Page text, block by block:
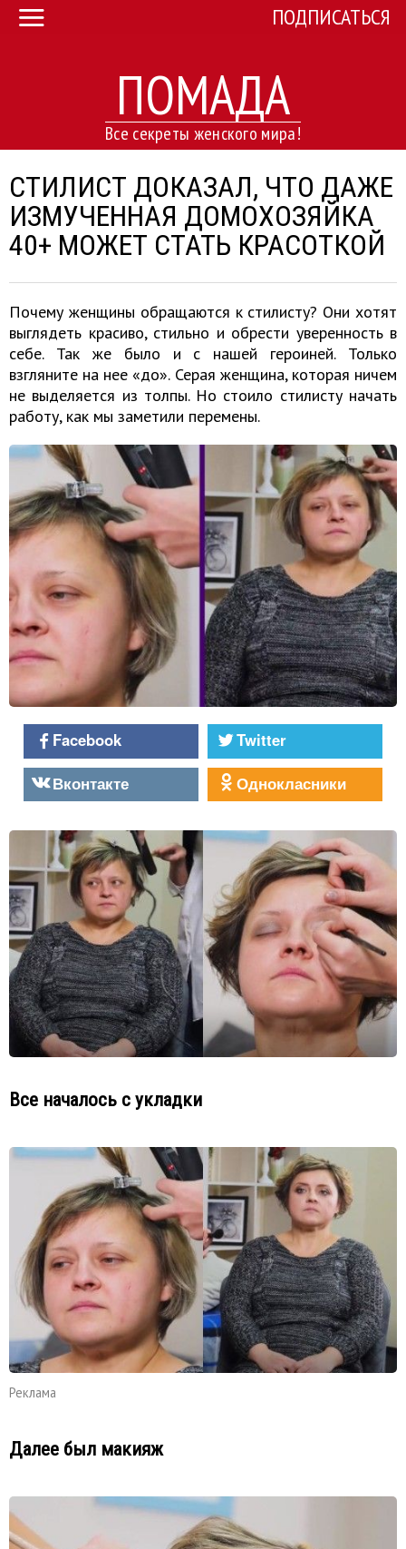
ПОМАДА
Все секреты женского мира!
ПОДПИСАТЬСЯ
СТИЛИСТ ДОКАЗАЛ, ЧТО ДАЖЕ
ИЗМУЧЕННАЯ ДОМОХОЗЯЙКА
40+ МОЖЕТ СТАТЬ КРАСОТКОЙ
Почему женщины обращаются к стилисту? Они хотят
выглядеть красиво, стильно и обрести уверенность в
себе. Так же было и с нашей героиней. Только
взгляните на нее «до». Серая женщина, которая ничем
не выделяется из толпы. Но стоило стилисту начать
работу, как мы заметили перемены.
Facebook
Twitter
Вконтакте
Однокласники
Все началось с укладки
Реклама
Далее был макияж